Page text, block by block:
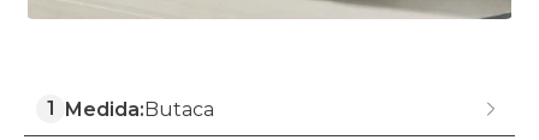
1 Medida:Butaca